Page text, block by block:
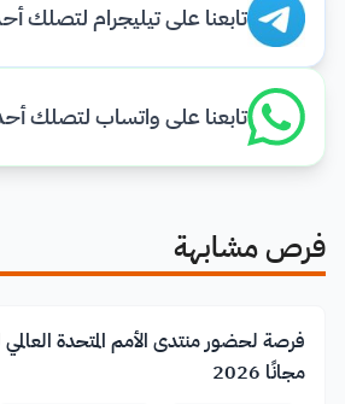
تابعنا على تيليجرام لتصلك
تابعنا على واتساب لتصلك
فرص مشابهة
فرصة لحضور منتدى الأمم المتحدة العالمي
مجانًا 2026